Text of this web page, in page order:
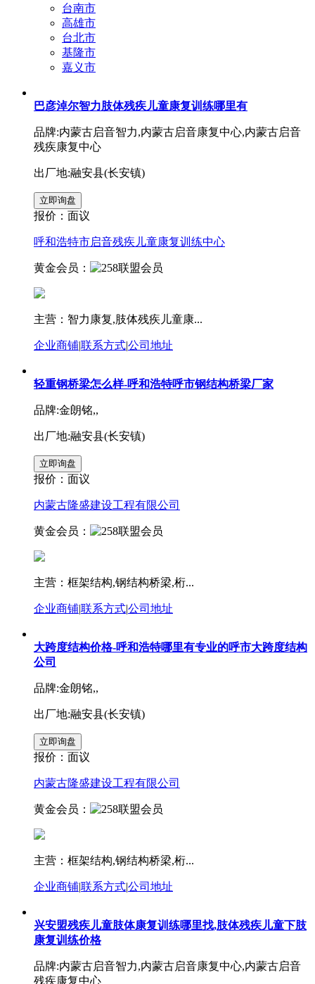
台南市
高雄市
台北市
基隆市
嘉义市
巴彦淖尔智力肢体残疾儿童康复训练哪里有
品牌:内蒙古启音智力,内蒙古启音康复中心,内蒙古启音
残疾康复中心
出厂地:融安县(长安镇)
报价： 面议
呼和浩特市启音残疾儿童康复训练中心
黄金会员：
主营：智力康复,肢体残疾儿童康...
企业商铺|联系方式|公司地址
轻重钢桥梁怎么样-呼和浩特呼市钢结构桥梁厂家
品牌:金朗铭,,
出厂地:融安县(长安镇)
报价： 面议
内蒙古隆盛建设工程有限公司
黄金会员：
主营：框架结构,钢结构桥梁,桁...
企业商铺|联系方式|公司地址
大跨度结构价格-呼和浩特哪里有专业的呼市大跨度结构
公司
品牌:金朗铭,,
出厂地:融安县(长安镇)
报价： 面议
内蒙古隆盛建设工程有限公司
黄金会员：
主营：框架结构,钢结构桥梁,桁...
企业商铺|联系方式|公司地址
兴安盟残疾儿童肢体康复训练哪里找,肢体残疾儿童下肢
康复训练价格
品牌:内蒙古启音智力,内蒙古启音康复中心,内蒙古启音
残疾康复中心